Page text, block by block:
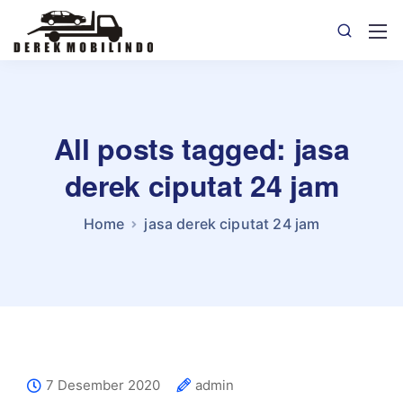
All posts tagged: jasa
derek ciputat 24 jam
Home jasa derek ciputat 24 jam
7 Desember 2020
admin